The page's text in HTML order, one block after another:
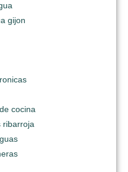
gijon
cocina
ribarroja